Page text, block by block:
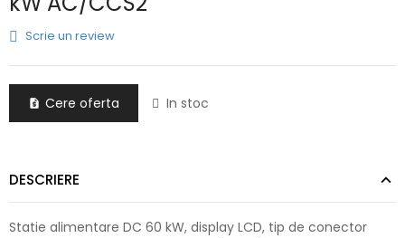
Scrie un review
 Cere oferta In stoc
DESCRIERE
Statie alimentare DC 60 kW, display LCD, tip de conector